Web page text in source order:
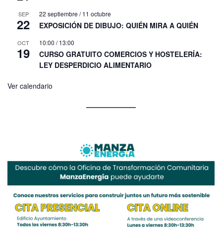
SEP
22
22 septiembre /11 octubre
EXPOSICIÓN DE DIBUJO: QUIÉN MIRA A QUIÉN
OCT
19
10:00 /13:00
CURSO GRATUITO COMERCIOS Y HOSTELERÍA:
LEY DESPERDICIO ALIMENTARIO
Ver calendario